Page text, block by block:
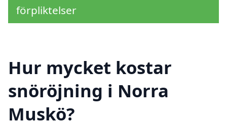
förpliktelser
Hur mycket kostar
snöröjning i Norra
Muskö?